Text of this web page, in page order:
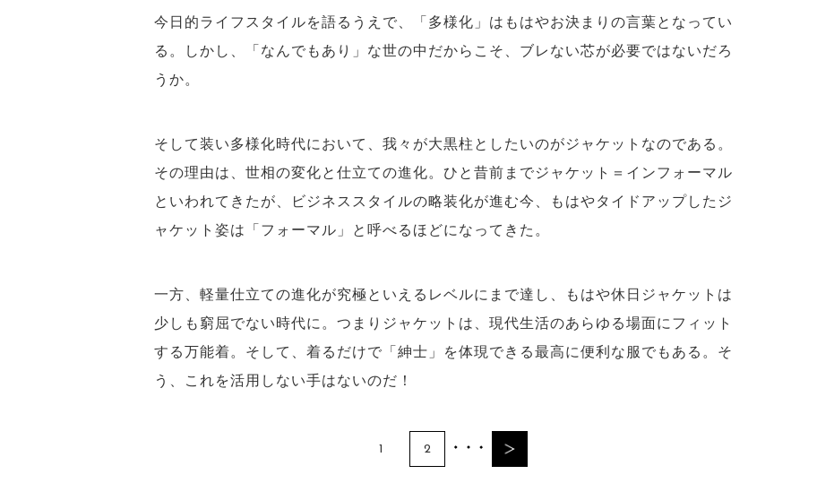
今日的ライフスタイルを語るうえで、「多様化」はもはやお決まりの言葉となってい
る。しかし、「なんでもあり」な世の中だからこそ、ブレない芯が必要ではないだろ
うか。
そして装い多様化時代において、我々が大黒柱としたいのがジャケットなのである。
その理由は、世相の変化と仕立ての進化。ひと昔前までジャケット＝インフォーマル
といわれてきたが、ビジネススタイルの略装化が進む今、もはやタイドアップしたジ
ャケット姿は「フォーマル」と呼べるほどになってきた。
一方、軽量仕立ての進化が究極といえるレベルにまで達し、もはや休日ジャケットは
少しも窮屈でない時代に。つまりジャケットは、現代生活のあらゆる場面にフィット
する万能着。そして、着るだけで「紳士」を体現できる最高に便利な服でもある。そ
う、これを活用しない手はないのだ！
1 2